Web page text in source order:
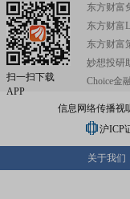
五
新
司
通
电
扫一扫下载
APP
东方财富
东方财富
东方财富
妙想投研
Choice金
信息网络传播视
沪ICP
关于我们